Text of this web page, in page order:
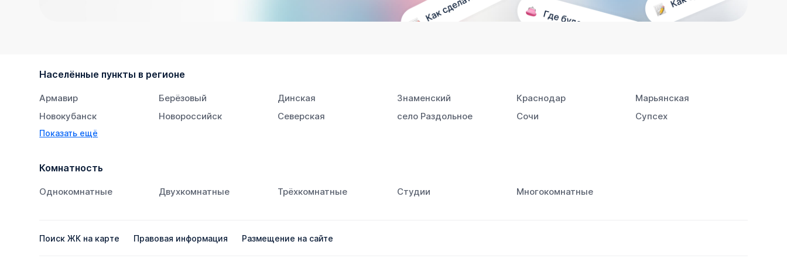
Населённые пункты в регионе
Армавир Берёзовый Динская Знаменский Краснодар
Марьянская
Новокубанск
Новороссийск Северская село Раздольное Сочи
Супсех
Тихорецк
Показать ещё
Комнатность
Однокомнатные Двухкомнатные Трёхкомнатные Студии Многокомнатные
Поиск ЖК на карте Правовая информация Размещение на сайте